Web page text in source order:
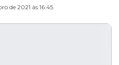
de 2021 às 16:45